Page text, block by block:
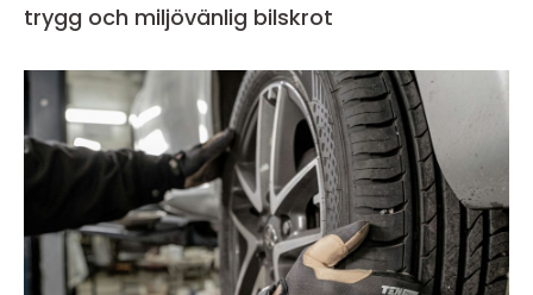
trygg och miljövänlig bilskrot